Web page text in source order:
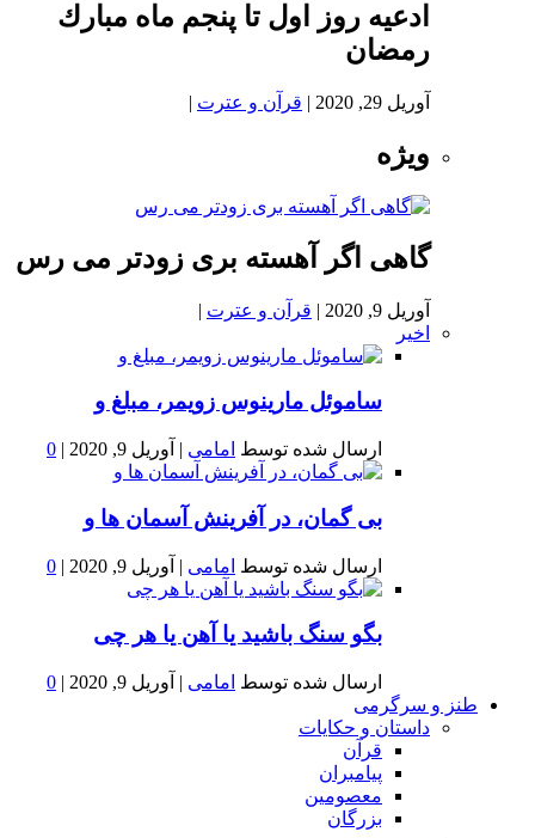
ادعيه روز اول تا پنجم ماه مبارك
رمضان
آوریل 29, 2020 | قرآن و عترت |
ویژه
گاهی اگر آهسته بری زودتر می رس
آوریل 9, 2020 | قرآن و عترت |
اخیر
ساموئل مارینوس زویمر، مبلغ و
ارسال شده توسط امامی | آوریل 9, 2020 |
0
بى گمان، در آفرينش آسمان ها و
ارسال شده توسط امامی | آوریل 9, 2020 |
0
بگو سنگ باشید یا آهن یا هر چی
ارسال شده توسط امامی | آوریل 9, 2020 |
0
طنز و سرگرمی
داستان و حکایات
قرآن
پیامبران
معصومین
بزرگان